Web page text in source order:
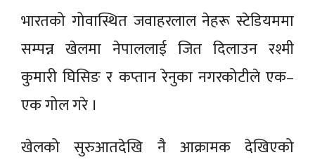
भारतको गोवास्थित जवाहरलाल नेहरू स्टेडियममा
सम्पन्न खेलमा नेपाललाई जित दिलाउन रश्मी
कुमारी घिसिङ र कप्तान रेनुका नगरकोटीले एक–
एक गोल गरे ।
खेलको सुरुआतदेखि नै आक्रामक देखिएको